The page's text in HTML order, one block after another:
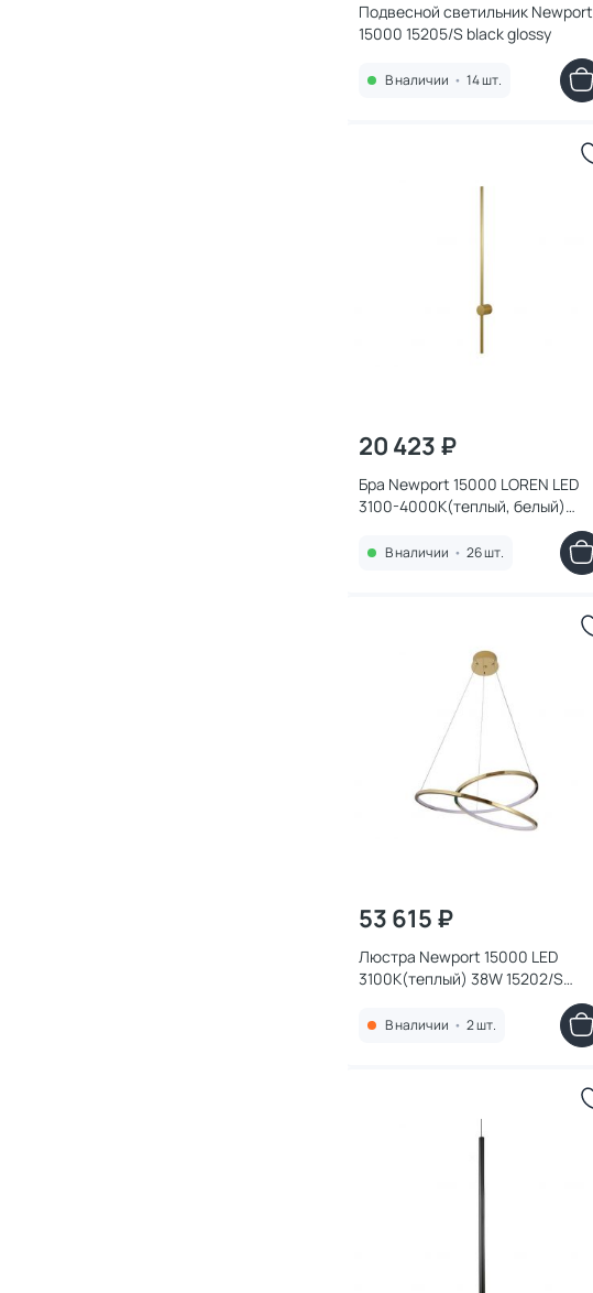
Подвесной светильник Newport
15000 15205/S black glossy
В наличии • 14 шт.
20 423 ₽
Бра Newport 15000 LOREN LED
3100-4000К(теплый, белый)
В наличии • 26 шт.
53 615 ₽
Люстра Newport 15000 LED
3100K(теплый) 38W 15202/S
В наличии • 2 шт.